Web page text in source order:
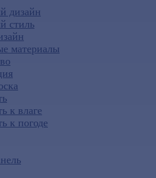
дизайн
стиль
материалы
к влаге
к погоде